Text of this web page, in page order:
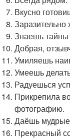
Вкусно
Заразительно
Знаешь тайны
Добрая,
Умиляешь
Умеешь
Радуешься
Прикрепила
фотографию.
Даёшь
Прекрасный